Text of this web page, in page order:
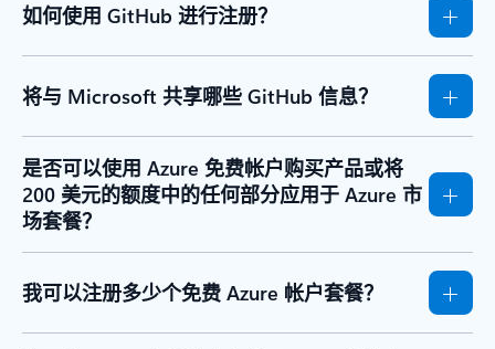
如何使用 GitHub 进行注册？
将与 Microsoft 共享哪些 GitHub 信息？
是否可以使用 Azure 免费帐户购买产品或将
200 美元的额度中的任何部分应用于 Azure 市
场套餐？
我可以注册多少个免费 Azure 帐户套餐？